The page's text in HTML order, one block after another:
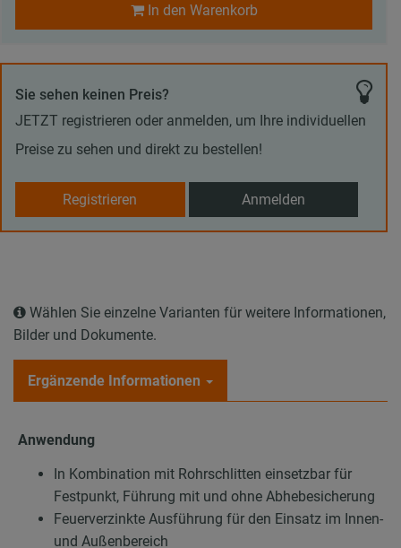
In den Warenkorb
Sie sehen keinen Preis?
JETZT registrieren oder anmelden, um Ihre individuellen
Preise zu sehen und direkt zu bestellen!
Registrieren Anmelden
Wählen Sie einzelne Varianten für weitere Informationen,
Bilder und Dokumente.
Ergänzende Informationen
Anwendung
In Kombination mit Rohrschlitten einsetzbar für
Festpunkt, Führung mit und ohne Abhebesicherung
Feuerverzinkte Ausführung für den Einsatz im Innen-
und Außenbereich